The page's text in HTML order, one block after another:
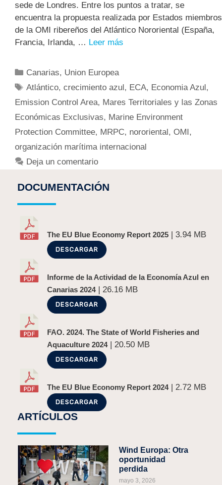
sede de Londres. Entre los puntos a tratar, se
encuentra la propuesta realizada por Estados miembros
de la OMI ribereños del Atlántico Nororiental (España,
Francia, Irlanda, … Leer más
Canarias, Union Europea
Atlántico,crecimiento azul , ECA, Economia Azul ,
Emission Control Area, Mares Territoriales y las Zonas
Económicas Exclusivas, Marine Environment
Protection Committee, MRPC, nororiental , OMI ,
organización marítima internacional
Deja un comentario
DOCUMENTACIÓN
The EU Blue Economy Report 2025 | 3.94 MB
DESCARGAR
Informe de la Actividad de la Economía Azul en
Canarias 2024| 26.16 MB
DESCARGAR
FAO. 2024. The State of World Fisheries and
Aquaculture 2024| 20.50 MB
DESCARGAR
The EU Blue Economy Report 2024| 2.72 MB
DESCARGAR
ARTÍCULOS
Wind Europa: Otra
oportunidad
perdida
mayo 3, 2026